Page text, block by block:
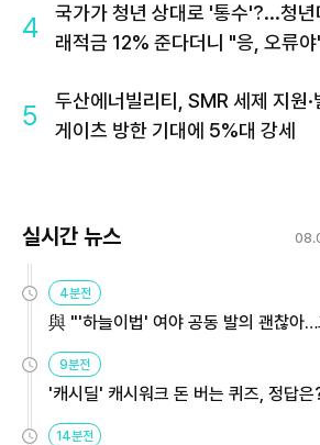
4
국가가 청년 상대로 '통수'?...청년
래적금 12% 준다더니 "응, 오류
5
두산에너빌리티, SMR 세제 지원·
게이츠 방한 기대에 5%대 강세
실시간 뉴스
4분전
與 "'하늘이법' 여야 공동 발의 괜찮아
9분전
'캐시딜' 캐시워크 돈 버는 퀴즈, 정답은
14분전